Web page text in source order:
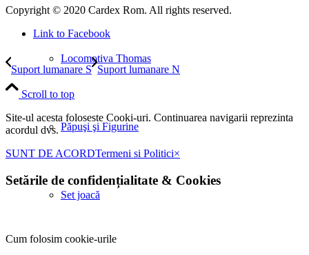
Locomotiva Thomas
Păpuşi şi Figurine
Set joacă
Copyright © 2020 Cardex Rom. All rights reserved.
Link to Facebook
Suport lumanare S Suport lumanare N
Scroll to top
Site-ul acesta foloseste Cooki-uri. Continuarea navigarii reprezinta
acordul dvs.
SUNT DE ACORDTermeni si Politici×
Setările de confidențialitate & Cookies
Cum folosim cookie-urile